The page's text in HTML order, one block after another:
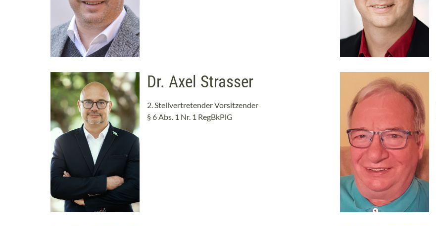
Dr. Axel Strasser
2. Stellvertretender Vorsitzender
§ 6 Abs. 1 Nr. 1 RegBkPlG